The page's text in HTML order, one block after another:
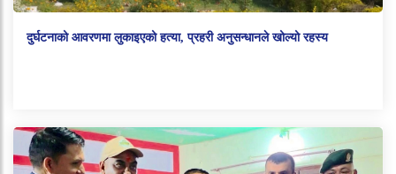
दुर्घटनाको आवरणमा लुकाइएको हत्या, प्रहरी अनुसन्धानले खोल्यो रहस्य